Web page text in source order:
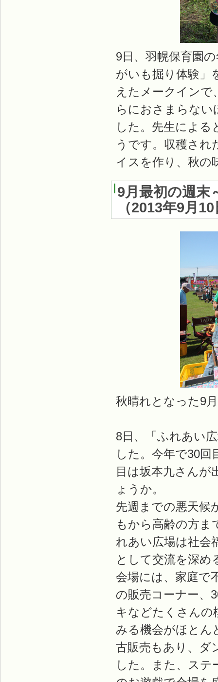
9日、羽幌保育園
がいも掘り体験」
えたメークインで
らにおさまらな
した。先生によ
うです。収穫さ
イスを作り、秋の
9月最初の週末
（2013年9月10
秋晴れとなった9
8日、「ふれあい
した。今年で30
目は坂本九さん
ょうか。
先週までの悪天候
もから高齢の方
れあい広場は社会
として交流を深め
会場には、家庭で
の販売コーナー、
キなどたくさんの
みる機会がほとん
古販売もあり、ダ
した。また、ステ